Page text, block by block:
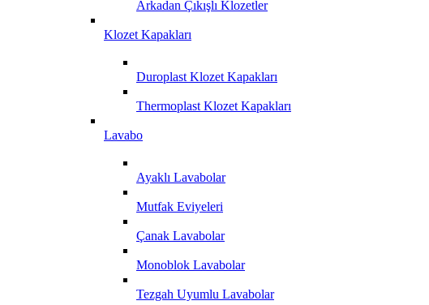
Arkadan Çıkışlı Klozetler
Klozet Kapakları
Duroplast Klozet Kapakları
Thermoplast Klozet Kapakları
Lavabo
Ayaklı Lavabolar
Mutfak Eviyeleri
Çanak Lavabolar
Monoblok Lavabolar
Tezgah Uyumlu Lavabolar